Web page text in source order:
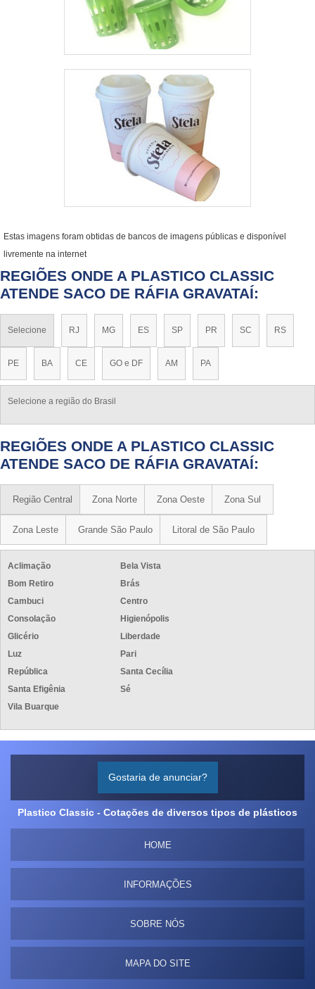
Estas imagens foram obtidas de bancos de imagens públicas e disponível
livremente na internet
REGIÕES ONDE A PLASTICO CLASSIC
ATENDE SACO DE RÁFIA GRAVATAÍ:
Selecione RJ MG ES SP PR SC RS
PE BA CE GO e DF AM PA
Selecione a região do Brasil
REGIÕES ONDE A PLASTICO CLASSIC
ATENDE SACO DE RÁFIA GRAVATAÍ:
Região Central Zona Norte Zona Oeste Zona Sul
Zona Leste Grande São Paulo Litoral de São Paulo
Aclimação
Bela Vista
Bom Retiro
Brás
Cambuci
Centro
Consolação
Higienópolis
Glicério
Liberdade
Luz
Pari
República
Santa Cecília
Santa Efigênia
Sé
Vila Buarque
Gostaria de anunciar?
Plastico Classic - Cotações de diversos tipos de plásticos
HOME
INFORMAÇÕES
SOBRE NÓS
MAPA DO SITE